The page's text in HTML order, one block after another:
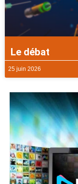
Le débat
25 juin 2026